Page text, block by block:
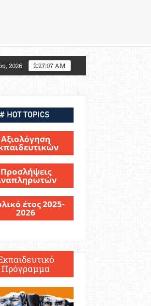
τους υποψηφίους Στρατιωτικών
2026 2:27:09 AM
Αξιολόγηση
Προσλήψεις
έτος 2025-
2026
Πρόγραμμα